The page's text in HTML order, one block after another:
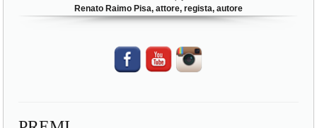
Renato Raimo Pisa, attore, regista, autore